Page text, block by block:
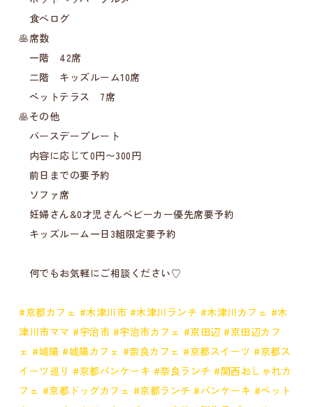
食べログ
🥞席数
一階 42席
二階 キッズルーム10席
ペットテラス 7席
🥞その他
バースデープレート
内容に応じて0円〜300円
前日までの要予約
ソファ席
妊婦さん&0才児さんベビーカー優先席要予約
キッズルーム一日3組限定要予約
何でもお気軽にご相談ください♡
#京都カフェ #木津川市 #木津川ランチ #木津川カフェ #木
津川市ママ #宇治市 #宇治市カフェ #京田辺 #京田辺カフ
ェ #城陽 #城陽カフェ #奈良カフェ #京都スイーツ #京都ス
イーツ巡り #京都パンケーキ #奈良ランチ #関西おしゃれカ
フェ #京都ドッグカフェ #京都ランチ #パンケーキ #ペット